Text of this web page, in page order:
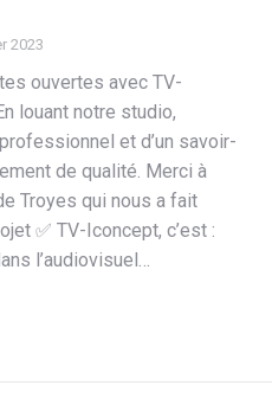
2023
ouvertes avec TV-
louant notre studio,
et d’un savoir-
de qualité. Merci à
Troyes qui nous a fait
✅ TV-Iconcept, c’est :
l’audiovisuel…